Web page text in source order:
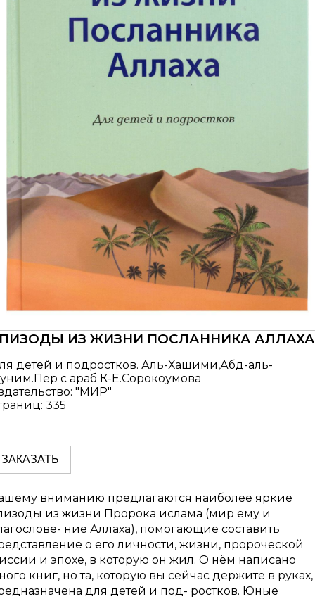
ИЗ ЖИЗНИ ПОСЛАННИКА АЛЛАХА
детей и подростков. Аль-Хашими,Абд-аль-
с араб К-Е.Сорокоумова
"МИР"
335
ЗАКАЗАТЬ
вниманию предлагаются наиболее яркие
из жизни Пророка ислама (мир ему и
ние Аллаха), помогающие составить
о его личности, жизни, пророческой
и эпохе, в которую он жил. О нём написано
книг, но та, которую вы сейчас держите в руках,
для детей и под- ростков. Юные